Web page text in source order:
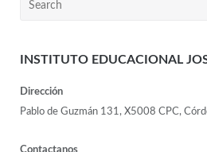
INSTITUTO EDUCACIONAL
Dirección
Pablo de Guzmán 131, X5008 CPC,
Contactanos